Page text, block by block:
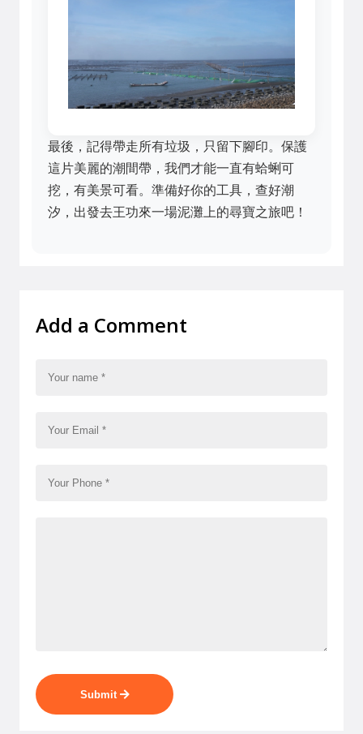
最後，記得帶走所有垃圾，只留下腳印。保護
這片美麗的潮間帶，我們才能一直有蛤蜊可
挖，有美景可看。準備好你的工具，查好潮
汐，出發去王功來一場泥灘上的尋寶之旅吧！
Add a Comment
Submit